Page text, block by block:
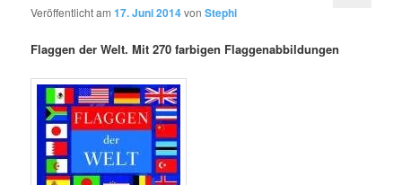
Veröffentlicht am17. Juni 2014vonStephi
Flaggen der Welt. Mit 270 farbigen Flaggenabbildungen